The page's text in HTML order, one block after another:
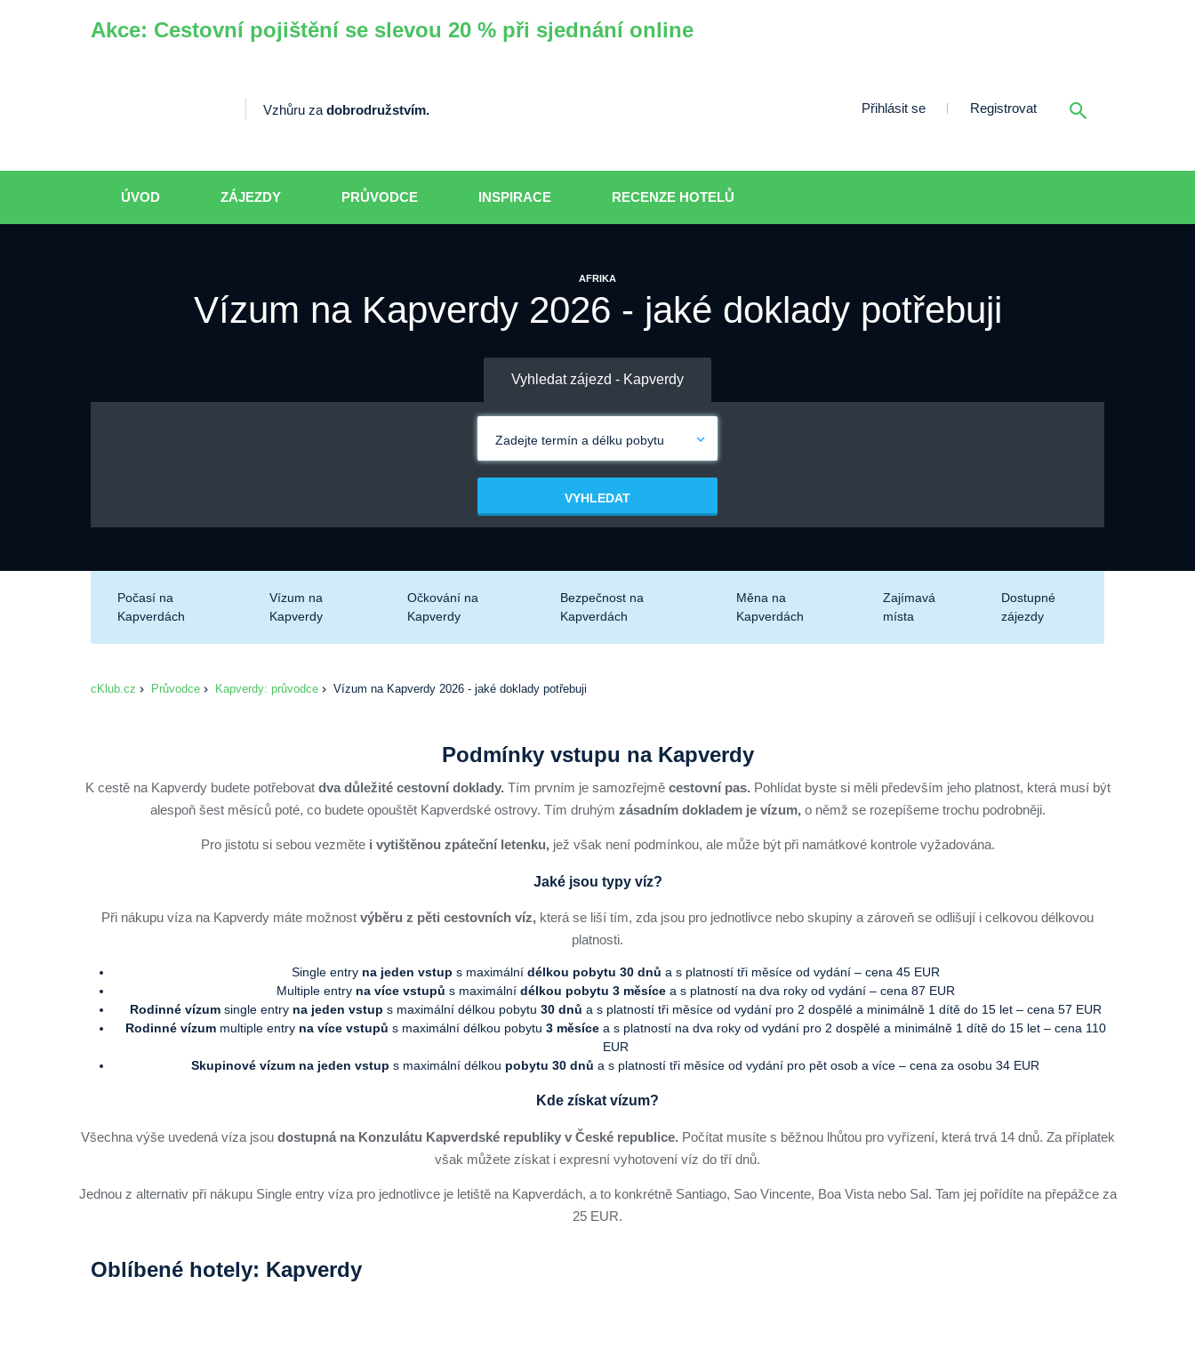
Akce: Cestovní pojištění se slevou 20 % při sjednání online
Vzhůru za dobrodružstvím. Přihlásit se Registrovat
ÚVOD ZÁJEZDY PRŮVODCE INSPIRACE RECENZE HOTELŮ
AFRIKA
Vízum na Kapverdy 2026 - jaké doklady potřebuji
Vyhledat zájezd - Kapverdy
Zadejte termín a délku pobytu
VYHLEDAT
Počasí na
Kapverdách
Vízum na
Kapverdy
Očkování na
Kapverdy
Bezpečnost na
Kapverdách
Měna na
Kapverdách
Zajímavá
místa
Dostupné
zájezdy
cKlub.cz Průvodce Kapverdy: průvodce Vízum na Kapverdy 2026 - jaké doklady potřebuji
Podmínky vstupu na Kapverdy
K cestě na Kapverdy budete potřebovat dva důležité cestovní doklady. Tím prvním je samozřejmě cestovní pas. Pohlídat byste si měli především jeho platnost, která musí být
alespoň šest měsíců poté, co budete opouštět Kapverdské ostrovy. Tím druhým zásadním dokladem je vízum,o němž se rozepíšeme trochu podrobněji.
Pro jistotu si sebou vezměte i vytištěnou zpáteční letenku,jež však není podmínkou, ale může být při namátkové kontrole vyžadována.
Jaké jsou typy víz?
Při nákupu víza na Kapverdy máte možnost výběru z pěti cestovních víz, která se liší tím, zda jsou pro jednotlivce nebo skupiny a zároveň se odlišují i celkovou délkovou
platnosti.
Single entry na jeden vstup s maximální délkou pobytu 30 dnů a s platností tři měsíce od vydání – cena 45 EUR
Multiple entry na více vstupů s maximální délkou pobytu 3 měsícea s platností na dva roky od vydání – cena 87 EUR
Rodinné vízumsingle entry na jeden vstup s maximální délkou pobytu 30 dnů a s platností tři měsíce od vydání pro 2 dospělé a minimálně 1 dítě do 15 let – cena 57 EUR
Rodinné vízummultiple entry na více vstupů s maximální délkou pobytu 3 měsícea s platností na dva roky od vydání pro 2 dospělé a minimálně 1 dítě do 15 let – cena 110
EUR
Skupinové vízum na jeden vstup s maximální délkou pobytu 30 dnů a s platností tři měsíce od vydání pro pět osob a více – cena za osobu 34 EUR
Kde získat vízum?
Všechna výše uvedená víza jsou dostupná na Konzulátu Kapverdské republiky v České republice. Počítat musíte s běžnou lhůtou pro vyřízení, která trvá 14 dnů. Za příplatek
však můžete získat i expresní vyhotovení víz do tří dnů.
Jednou z alternativ při nákupu Single entry víza pro jednotlivce je letiště na Kapverdách, a to konkrétně Santiago, Sao Vincente, Boa Vista nebo Sal. Tam jej pořídíte na přepážce za
25 EUR.
Oblíbené hotely: Kapverdy